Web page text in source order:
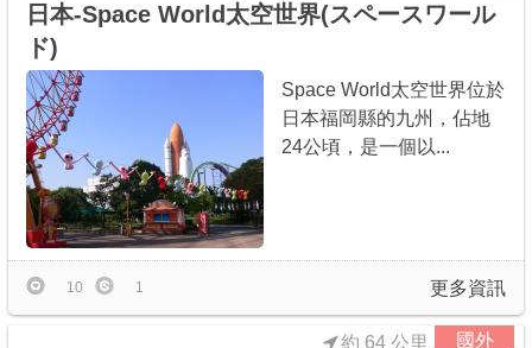
日本-Space World太空世界(スペースワール
ド)
Space World太空世界位於
日本福岡縣的九州，佔地
24公頃，是一個以...
更多資訊
10 1
國外
約 64 公里